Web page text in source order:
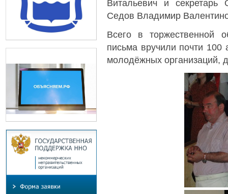
Витальевич и секретарь
Седов Владимир
Всего в торжественной
письма вручили почти 100
молодёжных организаций,